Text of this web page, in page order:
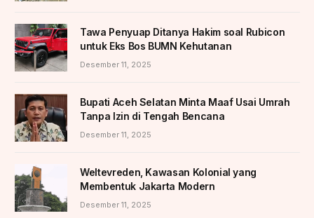
Tawa Penyuap Ditanya Hakim soal Rubicon
untuk Eks Bos BUMN Kehutanan
Desember 11, 2025
Bupati Aceh Selatan Minta Maaf Usai Umrah
Tanpa Izin di Tengah Bencana
Desember 11, 2025
Weltevreden, Kawasan Kolonial yang
Membentuk Jakarta Modern
Desember 11, 2025